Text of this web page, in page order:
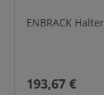
ENBRACK
Regulärer
193,67 €